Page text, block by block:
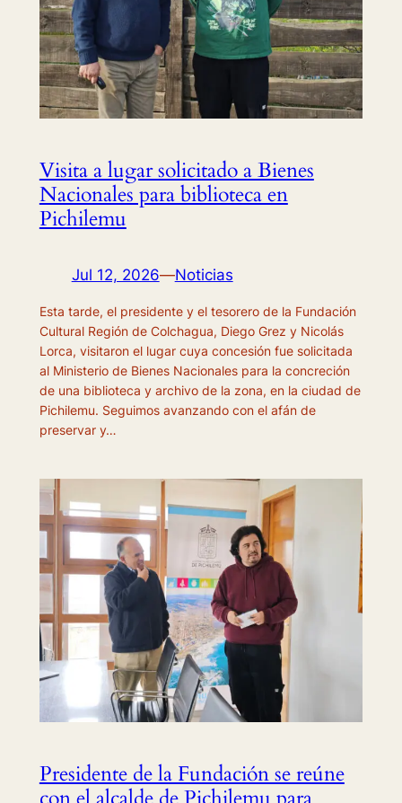
Visita a lugar solicitado a Bienes
Nacionales para biblioteca en
Pichilemu
Jul 12, 2026—Noticias
Esta tarde, el presidente y el tesorero de la Fundación
Cultural Región de Colchagua, Diego Grez y Nicolás
Lorca, visitaron el lugar cuya concesión fue solicitada
al Ministerio de Bienes Nacionales para la concreción
de una biblioteca y archivo de la zona, en la ciudad de
Pichilemu. Seguimos avanzando con el afán de
preservar y…
Presidente de la Fundación se reúne